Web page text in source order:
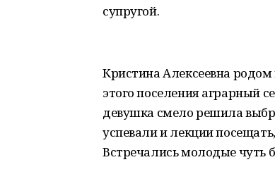
супругой.
Кристина Алексеевна родом
этого поселения аграрный
девушка смело решила
успевали и лекции
Встречались молодые чуть